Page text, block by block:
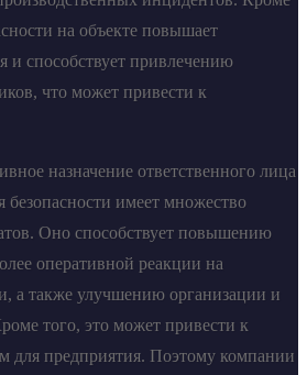
на объекте повышает
и способствует привлечению
что может привести к
назначение ответственного лица
безопасности имеет множество
Оно способствует повышению
оперативной реакции на
а также улучшению организации и
того, это может привести к
для предприятия. Поэтому компании